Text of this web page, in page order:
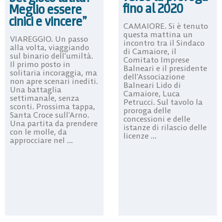
Meglio essere
cinici e vincere”
VIAREGGIO. Un passo
alla volta, viaggiando
sul binario dell’umiltà.
Il primo posto in
solitaria incoraggia, ma
non apre scenari inediti.
Una battaglia
settimanale, senza
sconti. Prossima tappa,
Santa Croce sull’Arno.
Una partita da prendere
con le molle, da
approcciare nel ...
fino al 2020
CAMAIORE. Si è tenuto
questa mattina un
incontro tra il Sindaco
di Camaiore, il
Comitato Imprese
Balneari e il presidente
dell’Associazione
Balneari Lido di
Camaiore, Luca
Petrucci. Sul tavolo la
proroga delle
concessioni e delle
istanze di rilascio delle
licenze ...